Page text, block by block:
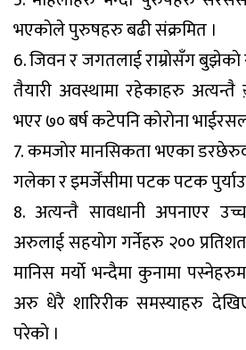
भएकाेले पुरुषहरु बढी संक्रमित ।
6. जिवन र जगतलाई राम्राेसँग बुझेकाे
तैयारी अवस्थामा रहेकाहरु अत्यन्तै
भएर ७० बर्ष कटेपनि काेराेना
7. कमजाेर मानसिकता भएका
गलेका र इमर्जेंसीमा पटक पटक
8. अत्यन्तै सावधानी अपनाएर
अरुलाई सहयाेग गर्नेहरु २००
मानिस मर्याे भन्दैमा कुनामा
अरु धेरै शारिरीक समस्याहरु
परेकाे ।